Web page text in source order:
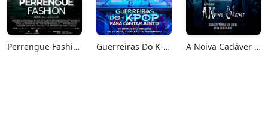
Perrengue Fashion Guerreiras Do K-Pop: Para Cantar Junto A Noiva Cadáver (Relançamento)